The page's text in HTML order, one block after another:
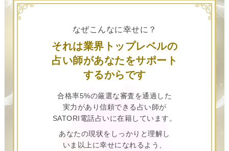
なぜこんなに幸せに？
それは業界トップレベルの
占い師があなたをサポート
するからです
合格率5%の厳選な審査を通過した
実力があり信頼できる占い師が
SATORI電話占いに在籍しています。
あなたの現状をしっかりと理解し
いま以上に幸せになれるよう、